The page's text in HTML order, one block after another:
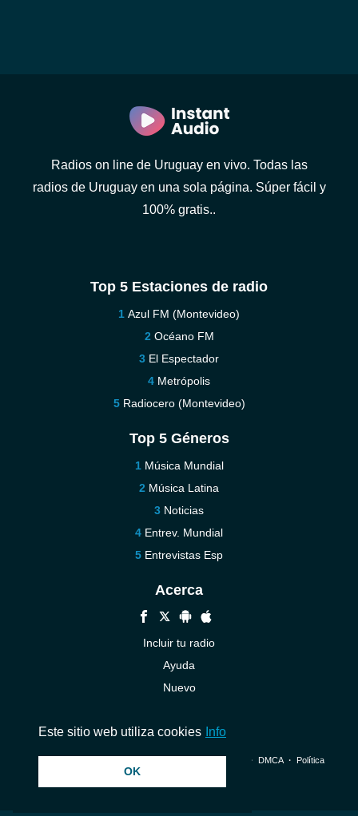
Radios on line de Uruguay en vivo. Todas las
radios de Uruguay en una sola página. Súper fácil y
100% gratis..
Top 5 Estaciones de radio
Azul FM (Montevideo)
Océano FM
El Espectador
Metrópolis
Radiocero (Montevideo)
Top 5 Géneros
Música Mundial
Música Latina
Noticias
Entrev. Mundial
Entrevistas Esp
Acerca
Incluir tu radio
Ayuda
Nuevo
© 2026 InstantAudio. Reservados todos los derechos. ・ DMCA・ Política
Este sitio web utiliza cookies Info
OK